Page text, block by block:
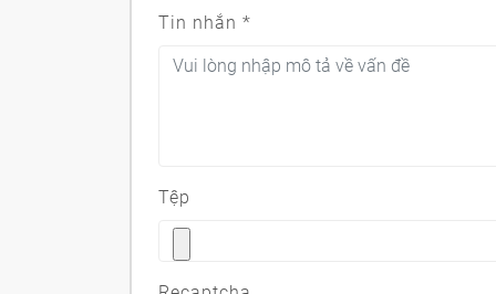
Tin nhắn *
Tệp